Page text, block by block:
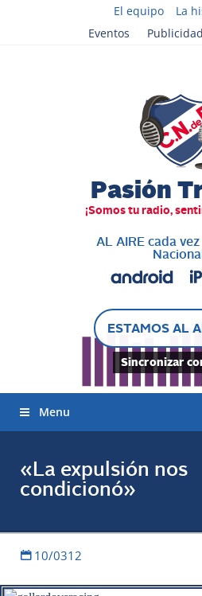
El equipo
La
Eventos
Publicidad
AL AIRE cada
Nacional
ESTAMOS AL
Sincronizar
Menu
«La expulsión nos
condicionó»
10/0312